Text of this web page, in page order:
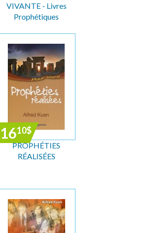
VIVANTE - Livres
Prophétiques
1610$
PROPHÉTIES
RÉALISÉES